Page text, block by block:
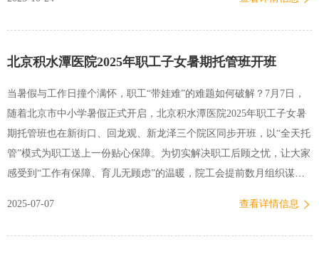
到强的发展历程，深刻感悟“向海而兴、背海而衰”的历史规律与海军
工们通过珍贵的历史文物、详实的…
北京积水潭医院2025年职工子女暑期托管班开班
当暑假与工作日撞个满怀，职工“带娃难”的难题如何破解？7月7日，
随着北京市中小学暑假正式开启，北京积水潭医院2025年职工子女暑
期托管班也在新街口、回龙观、新龙泽三个院区同步开班，以“全天托
管”模式为职工送上一份贴心保障。为切实解决职工后顾之忧，让大家
感受到“工作有保障、育儿无顾虑”的温暖，院工会提前数月组织谋
至初中一年级阶段。 在课程设置上，托管班充分考虑不同年龄孩子的
2025-07-07 查看详情信息